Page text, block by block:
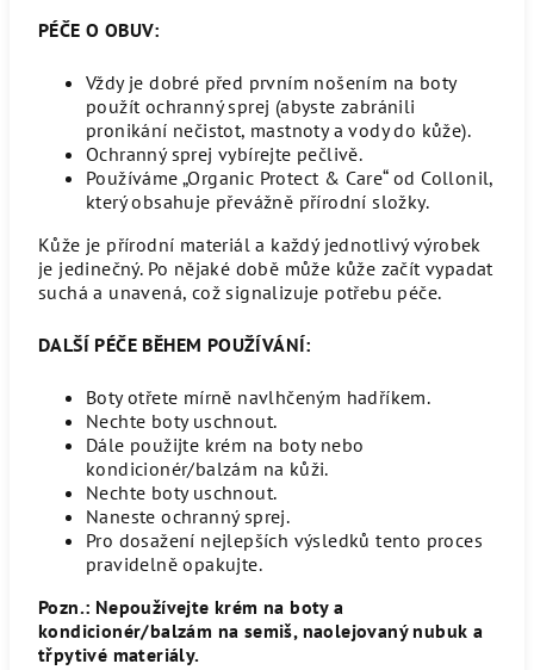
PÉČE O OBUV:
Vždy je dobré před prvním nošením na boty
použít ochranný sprej (abyste zabránili
pronikání nečistot, mastnoty a vody do kůže).
Ochranný sprej vybírejte pečlivě.
Používáme „Organic Protect & Care“ od Collonil,
který obsahuje převážně přírodní složky.
Kůže je přírodní materiál a každý jednotlivý výrobek
je jedinečný. Po nějaké době může kůže začít vypadat
suchá a unavená, což signalizuje potřebu péče.
DALŠÍ PÉČE BĚHEM POUŽÍVÁNÍ:
Boty otřete mírně navlhčeným hadříkem.
Nechte boty uschnout.
Dále použijte krém na boty nebo
kondicionér/balzám na kůži.
Nechte boty uschnout.
Naneste ochranný sprej.
Pro dosažení nejlepších výsledků tento proces
pravidelně opakujte.
Pozn.: Nepoužívejte krém na boty a
kondicionér/balzám na semiš, naolejovaný nubuk a
třpytivé materiály.